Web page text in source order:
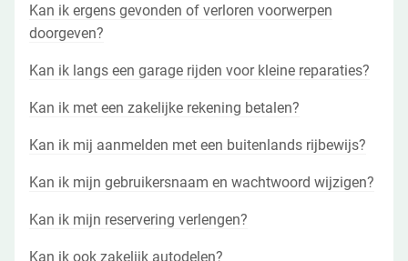
Kan ik ergens gevonden of verloren voorwerpen
doorgeven?
Kan ik langs een garage rijden voor kleine reparaties?
Kan ik met een zakelijke rekening betalen?
Kan ik mij aanmelden met een buitenlands rijbewijs?
Kan ik mijn gebruikersnaam en wachtwoord wijzigen?
Kan ik mijn reservering verlengen?
Kan ik ook zakelijk autodelen?